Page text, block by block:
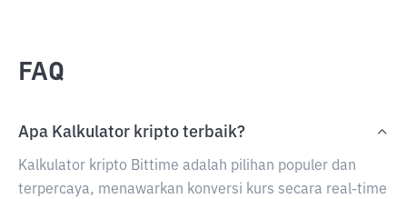
FAQ
Apa Kalkulator kripto terbaik?
Kalkulator kripto Bittime adalah pilihan populer dan
terpercaya, menawarkan konversi kurs secara real-time